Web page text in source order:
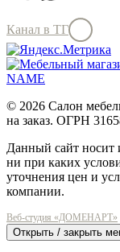
Канал в ТГ
© 2026 Салон
на заказ. ОГРН
Данный сайт носит
ни при каких
уточнения цен и
компании.
Веб-студия «ДОМЕНАРТ»
Открыть / закрыть